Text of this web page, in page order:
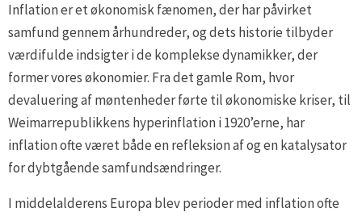
Inflation er et økonomisk fænomen, der har påvirket
samfund gennem århundreder, og dets historie tilbyder
værdifulde indsigter i de komplekse dynamikker, der
former vores økonomier. Fra det gamle Rom, hvor
devaluering af møntenheder førte til økonomiske kriser, til
Weimarrepublikkens hyperinflation i 1920’erne, har
inflation ofte været både en refleksion af og en katalysator
for dybtgående samfundsændringer.
I middelalderens Europa blev perioder med inflation ofte